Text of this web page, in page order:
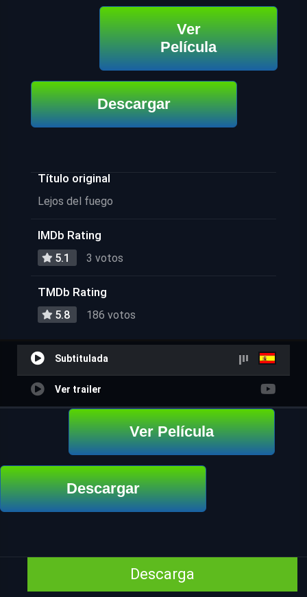
Ver
Película
Descargar
Título original
Lejos del fuego
IMDb Rating
5.1 3 votos
TMDb Rating
5.8 186 votos
Subtitulada
Ver trailer
Ver Película
Descargar
Descarga